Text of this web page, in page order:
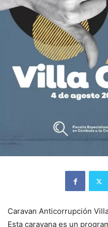
Caravan Anticorrupción
Esta caravana es un